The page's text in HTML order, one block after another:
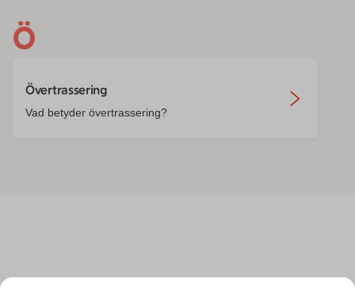
Ö
Övertrassering
Vad betyder övertrassering?